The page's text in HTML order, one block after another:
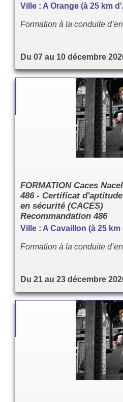
Ville : A Orange (à 25 km
Formation à la conduite
Du 07 au 10 décembre
FORMATION Caces
486 - Certificat
en sécurité (CACES)
Recommandation 486
Ville : A Cavaillon (à 25
Formation à la conduite
Du 21 au 23 décembre